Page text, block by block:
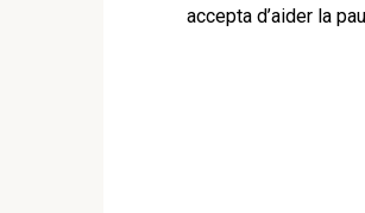
accepta d’aider la